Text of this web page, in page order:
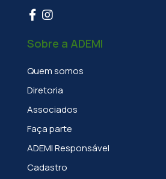
Sobre a ADEMI
Quem somos
Diretoria
Associados
Faça parte
ADEMI Responsável
Cadastro